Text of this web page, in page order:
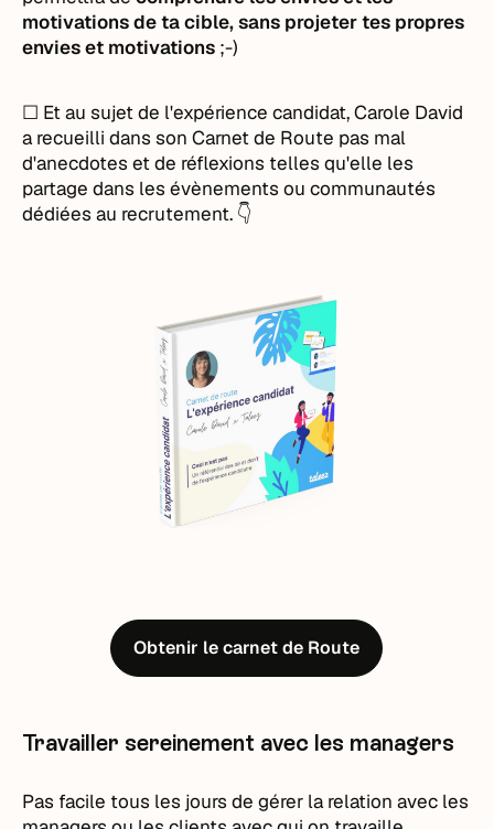
motivations de ta cible, sans projeter tes propres
envies et motivations ;-)
☐ Et au sujet de l'expérience candidat, Carole David
a recueilli dans son Carnet de Route pas mal
d'anecdotes et de réflexions telles qu'elle les
partage dans les évènements ou communautés
dédiées au recrutement. 👇
Obtenir le carnet de Route
Travailler sereinement avec les managers
Pas facile tous les jours de gérer la relation avec les